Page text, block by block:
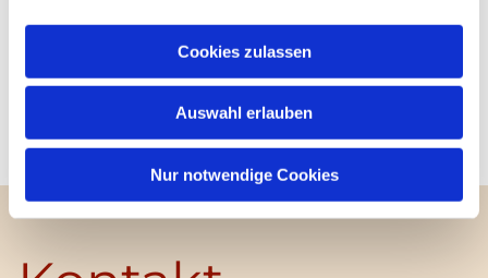
Cookies zulassen
Auswahl erlauben
Nur notwendige Cookies